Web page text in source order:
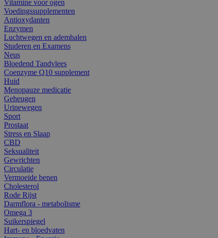
Vitamine voor ogen
Voedingssupplementen
Antioxydanten
Enzymen
Luchtwegen en ademhalen
Studeren en Examens
Neus
Bloedend Tandvlees
Coenzyme Q10 supplement
Huid
Menopauze medicatie
Geheugen
Urinewegen
Sport
Prostaat
Stress en Slaap
CBD
Seksualiteit
Gewrichten
Circulatie
Vermoeide benen
Cholesterol
Rode Rijst
Darmflora - metabolisme
Omega 3
Suikerspiegel
Hart- en bloedvaten